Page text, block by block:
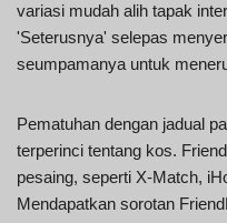
variasi mudah alih tapak
'Seterusnya' selepas
seumpamanya untuk
Pematuhan dengan jadual
terperinci tentang kos.
pesaing, seperti X-Match,
Mendapatkan sorotan